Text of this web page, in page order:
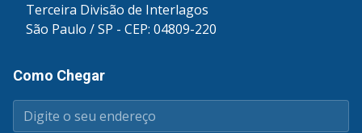
Terceira Divisão de Interlagos
São Paulo / SP - CEP: 04809-220
Como Chegar